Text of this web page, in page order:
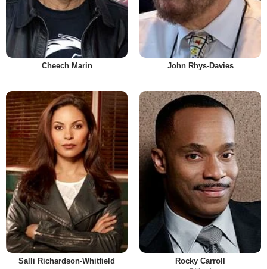
Cheech Marin John Rhys-Davies
Salli Richardson-Whitfield Rocky Carroll